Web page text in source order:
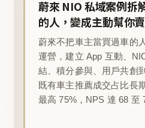
蔚來 NIO 私域案例拆
的人，變成主動幫你
蔚來不把車主當買過車的
運營，建立 App 互動、
結、積分參與、用戶共創
既有車主推薦成交占比長
最高 75%，NPS 達 68 至